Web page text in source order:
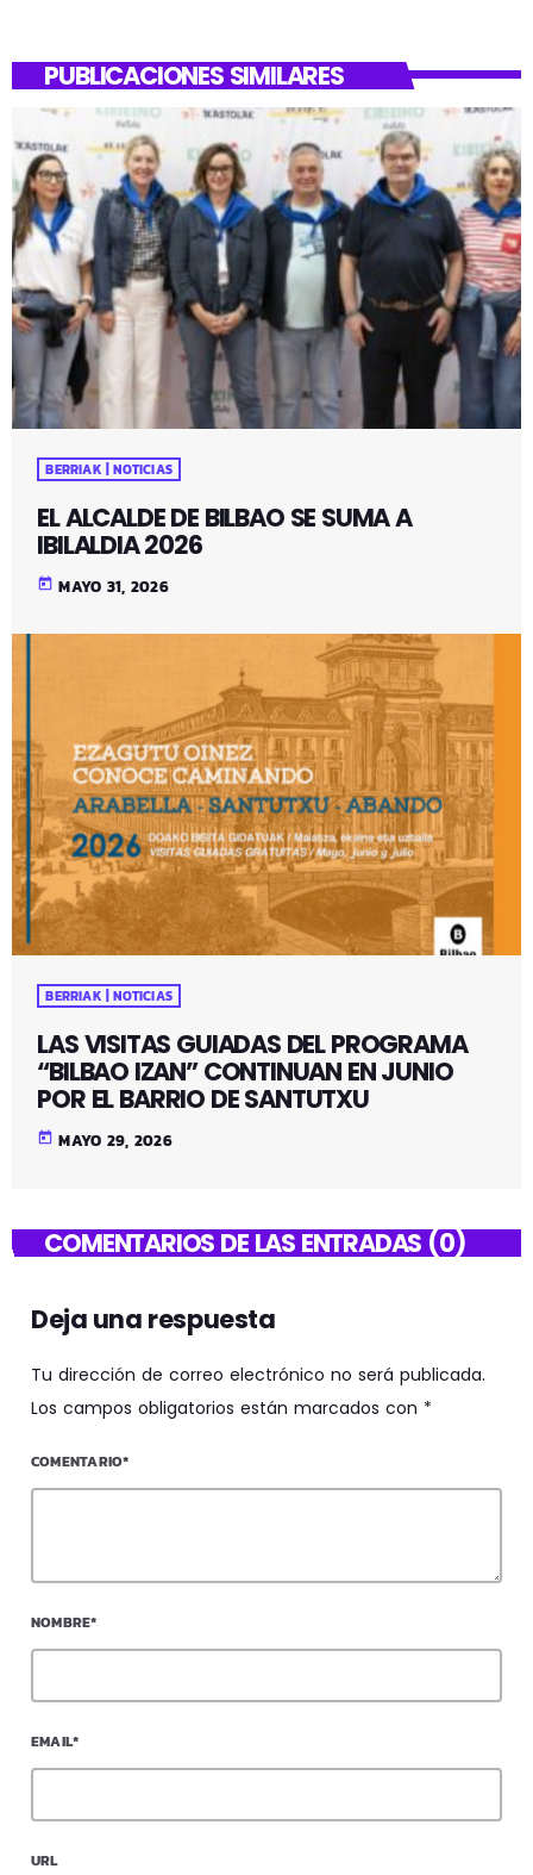
PUBLICACIONES SIMILARES
BERRIAK | NOTICIAS
EL ALCALDE DE BILBAO SE SUMA A
IBILALDIA 2026
today MAYO 31, 2026
BERRIAK | NOTICIAS
LAS VISITAS GUIADAS DEL PROGRAMA
“BILBAO IZAN” CONTINUAN EN JUNIO
POR EL BARRIO DE SANTUTXU
today MAYO 29, 2026
COMENTARIOS DE LAS ENTRADAS (0)
Deja una respuesta
Tu dirección de correo electrónico no será publicada.
Los campos obligatorios están marcados con *
COMENTARIO*
NOMBRE*
EMAIL*
URL